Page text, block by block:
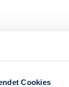
Cookies